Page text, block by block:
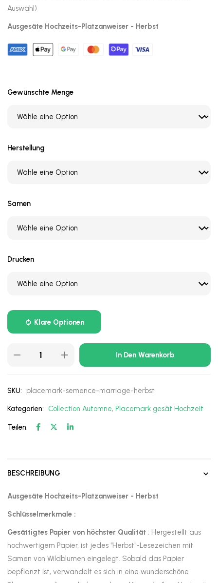
Auswahl)
Ausgesäte Hochzeits-Platzanweiser - Herbst
Gewünschte Menge
Herstellung
Samen
Drucken
Klare Optionen
In Den Warenkorb
SKU: placemark-semence-marriage-herbst
Kategorien: Collection Automne, Placemark gesät Hochzeit
Teilen:
BESCHREIBUNG
Ausgesäte Hochzeits-Platzanweiser - Herbst
Schlüsselmerkmale :
Gesättigtes Papier von höchster Qualität : Hergestellt aus
hochwertigem Papier, ist jedes "Herbst"-Lesezeichen mit
Samen von Wildblumen eingelegt. Sobald das Papier
bepflanzt ist, verwandelt es sich in eine wunderschöne